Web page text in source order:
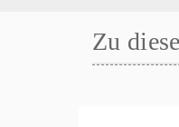
Zu